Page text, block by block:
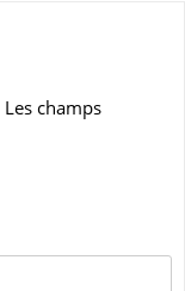
Les champs